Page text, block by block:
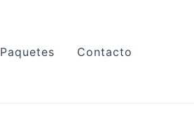
Paquetes Contacto